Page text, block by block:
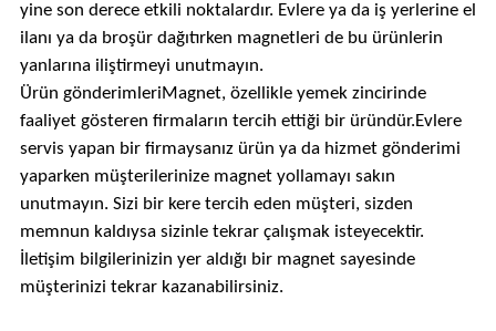
yine son derece etkili noktalardır. Evlere ya da iş yerlerine el
ilanı ya da broşür dağıtırken magnetleri de bu ürünlerin
yanlarına iliştirmeyi unutmayın.
Ürün gönderimleriMagnet, özellikle yemek zincirinde
faaliyet gösteren firmaların tercih ettiği bir üründür.Evlere
servis yapan bir firmaysanız ürün ya da hizmet gönderimi
yaparken müşterilerinize magnet yollamayı sakın
unutmayın. Sizi bir kere tercih eden müşteri, sizden
memnun kaldıysa sizinle tekrar çalışmak isteyecektir.
İletişim bilgilerinizin yer aldığı bir magnet sayesinde
müşterinizi tekrar kazanabilirsiniz.